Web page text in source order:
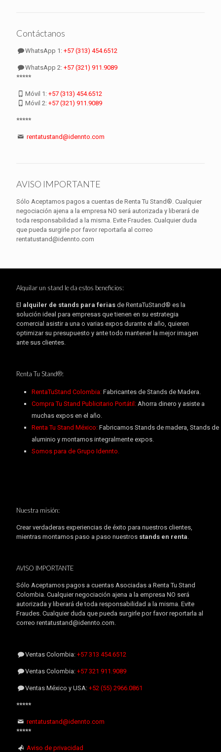
Contáctanos
WhatsApp 1:+57 (313) 454.6512
WhatsApp 2:+57 (321) 911.9089
*****
Móvil 1:+57 (313) 454.6512
Móvil 2:+57 (321) 911.9089
*****
rentatustand@idennto.com
AVISO IMPORTANTE
Sólo Aceptamos pagos a cuentas de Renta Tu Stand®. Cualquier
negociación ajena a la empresa NO será autorizada y liberará de
toda responsabilidad a la misma. Evite Fraudes. Cualquier duda
que pueda surgirle por favor reportarla al correo
rentatustand@idennto.com
Alquilar un stand le da estos beneficios:
El alquiler de stands para ferias de RentaTuStand® es la
solución ideal para empresas que tienen en su estrategia
comercial asistir a una o varias expos durante el año, quieren
optimizar su presupuesto y ante todo mantener la mejor imagen
ante sus clientes.
Renta Tu Stand®:
RentaTuStand Colombia: Fabricantes de Stands de Madera.
Compra Tu Stand Publicitario Portátil:Ahorra dinero y asiste a
muchas expos en el año.
Renta Tu Stand México:Fabricamos Stands de madera, Stands de
aluminio y montamos integralmente expos.
Somos para de Grupo Idennto.
Nuestra misión:
Crear verdaderas experiencias de éxito para nuestros clientes,
mientras montamos paso a paso nuestros stands en renta.
AVISO IMPORTANTE
Sólo Aceptamos pagos a cuentas Asociadas a Renta Tu Stand
Colombia. Cualquier negociación ajena a la empresa NO será
autorizada y liberará de toda responsabilidad a la misma. Evite
Fraudes. Cualquier duda que pueda surgirle por favor reportarla al
correo rentatustand@idennto.com.
Ventas Colombia:+57 313 454.6512
Ventas Colombia:+57 321 911.9089
Ventas México y USA:+52 (55) 2966.0861
*****
rentatustand@idennto.com
*****
Aviso de privacidad